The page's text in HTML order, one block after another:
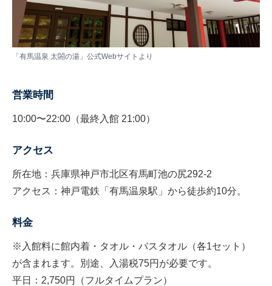
「有馬温泉 太閤の湯」公式Webサイトより
営業時間
10:00〜22:00（最終入館 21:00）
アクセス
所在地：兵庫県神戸市北区有馬町池の尻292-2
アクセス：神戸電鉄「有馬温泉駅」から徒歩約10分。
料金
※入館料に館内着・タオル・バスタオル（各1セット）
が含まれます。別途、入湯税75円が必要です。
平日：2,750円（フルタイムプラン）